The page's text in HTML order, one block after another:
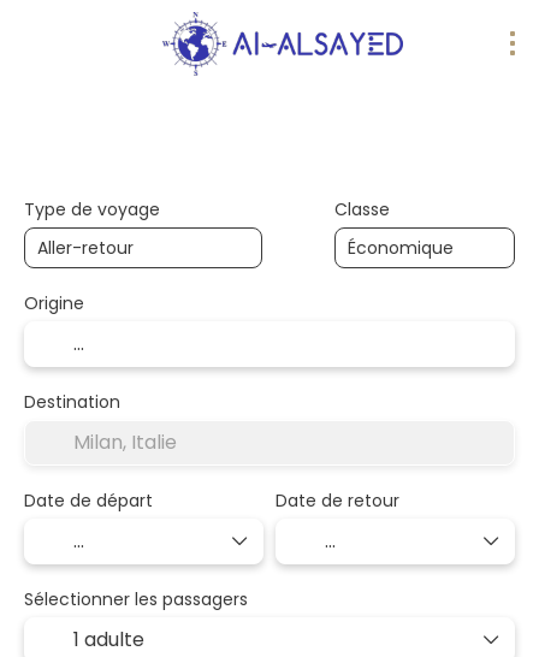
Type de voyage Classe
Origine
Destination
Date de départ Date de retour
Sélectionner les passagers
1 adulte